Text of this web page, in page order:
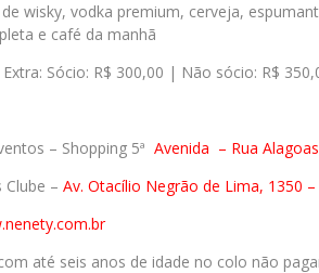
wisky, vodka premium, cerveja,
e café da manhã
Sócio: R$ 300,00 | Não sócio: R$
– Shopping 5ª Avenida – Rua
Clube – Av. Otacílio Negrão de Lima, 1350
até seis anos de idade no colo não